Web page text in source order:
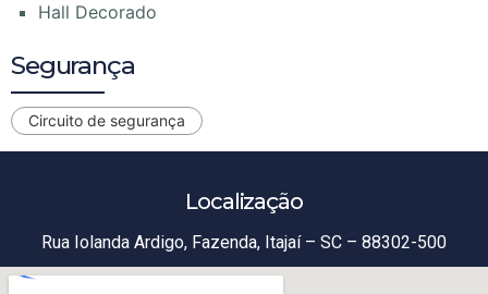
Hall Decorado
Segurança
Circuito de segurança
Localização
Rua Iolanda Ardigo, Fazenda, Itajaí – SC – 88302-500